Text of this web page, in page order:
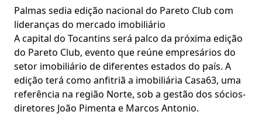
Palmas sedia edição nacional do Pareto Club com
lideranças do mercado imobiliário
A capital do Tocantins será palco da próxima edição
do Pareto Club, evento que reúne empresários do
setor imobiliário de diferentes estados do país. A
edição terá como anfitriã a imobiliária Casa63, uma
referência na região Norte, sob a gestão dos sócios-
diretores João Pimenta e Marcos Antonio.